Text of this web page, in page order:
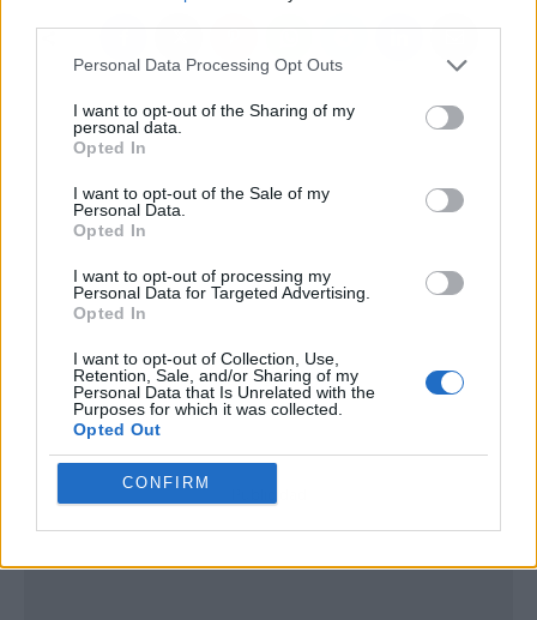
Personal Data Processing Opt Outs
I want to opt-out of the Sharing of my
personal data.
Opted In
I want to opt-out of the Sale of my
Personal Data.
Opted In
I want to opt-out of processing my
Personal Data for Targeted Advertising.
Opted In
I want to opt-out of Collection, Use,
Retention, Sale, and/or Sharing of my
Personal Data that Is Unrelated with the
Purposes for which it was collected.
Opted Out
CONFIRM